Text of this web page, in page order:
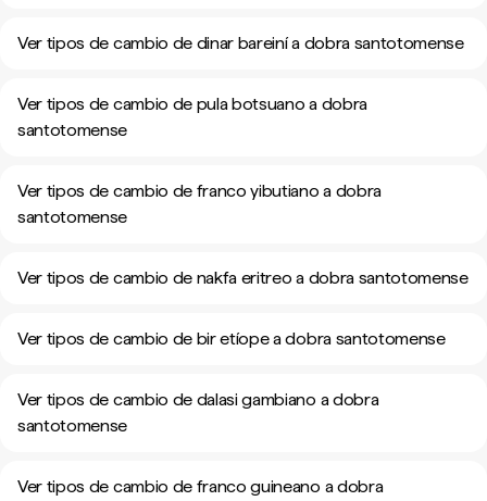
Ver tipos de cambio de dinar bareiní a dobra santotomense
Ver tipos de cambio de pula botsuano a dobra
santotomense
Ver tipos de cambio de franco yibutiano a dobra
santotomense
Ver tipos de cambio de nakfa eritreo a dobra santotomense
Ver tipos de cambio de bir etíope a dobra santotomense
Ver tipos de cambio de dalasi gambiano a dobra
santotomense
Ver tipos de cambio de franco guineano a dobra